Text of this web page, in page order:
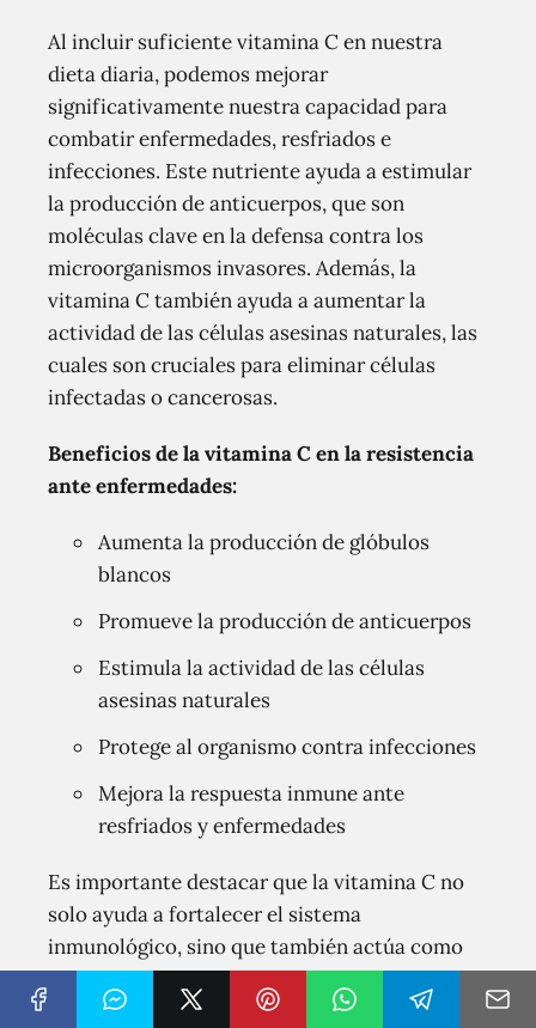
Al incluir suficiente vitamina C en nuestra
dieta diaria, podemos mejorar
significativamente nuestra capacidad para
combatir enfermedades, resfriados e
infecciones. Este nutriente ayuda a estimular
la producción de anticuerpos, que son
moléculas clave en la defensa contra los
microorganismos invasores. Además, la
vitamina C también ayuda a aumentar la
actividad de las células asesinas naturales, las
cuales son cruciales para eliminar células
infectadas o cancerosas.
Beneficios de la vitamina C en la resistencia
ante enfermedades:
Aumenta la producción de glóbulos
blancos
Promueve la producción de anticuerpos
Estimula la actividad de las células
asesinas naturales
Protege al organismo contra infecciones
Mejora la respuesta inmune ante
resfriados y enfermedades
Es importante destacar que la vitamina C no
solo ayuda a fortalecer el sistema
inmunológico, sino que también actúa como
un poderoso antioxidante. Esto significa que
puede proteger a las células del daño causado